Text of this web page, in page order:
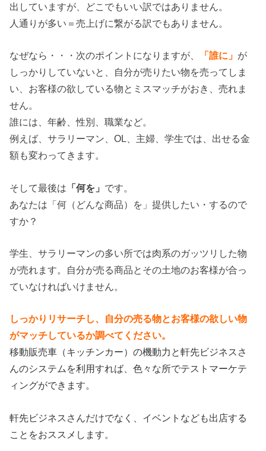
出していますが、どこでもいい訳ではありません。
人通りが多い＝売上げに繋がる訳でもありません。
なぜなら・・・次のポイントになりますが、 「誰に」 が
しっかりしていないと、自分が売りたい物を売ってしま
い、お客様の欲している物とミスマッチがおき、売れま
せん。
誰には、年齢、性別、職業など。
例えば、サラリーマン、OL、主婦、学生では、出せる金
額も変わってきます。
そして最後は 「何を」 です。
あなたは「何（どんな商品）を」提供したい・するので
すか？
学生、サラリーマンの多い所では肉系のガッツリした物
が売れます。自分が売る商品とその土地のお客様が合っ
ていなければいけません。
しっかりリサーチし、自分の売る物とお客様の欲しい物
がマッチしているか調べてください。
移動販売車（キッチンカー）の機動力と軒先ビジネスさ
んのシステムを利用すれば、色々な所でテストマーケテ
ィングができます。
軒先ビジネスさんだけでなく、イベントなども出店する
ことをおススメします。